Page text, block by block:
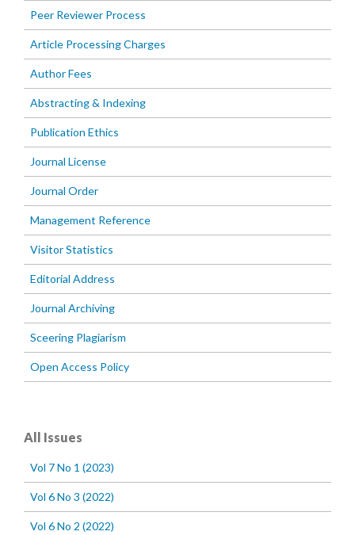
Peer Reviewer Process
Article Processing Charges
Author Fees
Abstracting & Indexing
Publication Ethics
Journal License
Journal Order
Management Reference
Visitor Statistics
Editorial Address
Journal Archiving
Sceering Plagiarism
Open Access Policy
All Issues
Vol 7 No 1 (2023)
Vol 6 No 3 (2022)
Vol 6 No 2 (2022)